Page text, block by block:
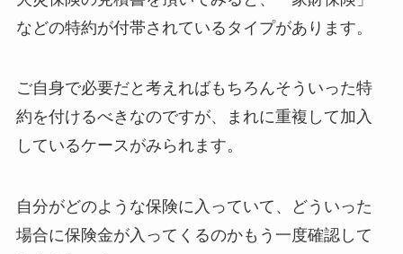
などの特約が付帯されているタイプがあります。
ご自身で必要だと考えればもちろんそういった特
約を付けるべきなのですが、まれに重複して加入
しているケースがみられます。
自分がどのような保険に入っていて、どういった
場合に保険金が入ってくるのかもう一度確認して